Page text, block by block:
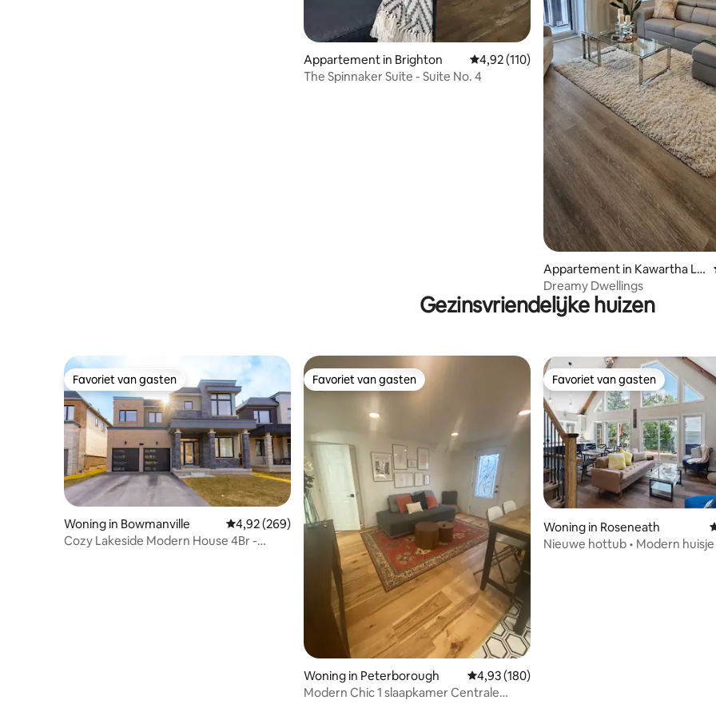
Appartement in Brighton Gemiddelde beoordeling van 4,92 uit 5, 110
4,92 (110)
The Spinnaker Suite - Suite No. 4
Appartement in Kawartha La
kes
Dreamy Dwellings
Gezinsvriendelijke huizen
Favoriet van gasten
Favoriet van gasten
Woning in Bowmanville Gemiddelde beoordeling van 4,92 uit 5, 269 recensies
4,92 (269)
Cozy Lakeside Modern House 4Br -
Favoriet van gasten
Favoriet van gasten
Woning in Peterborough Gemiddelde beoordeling van 4,93 uit 5, 180
4,93 (180)
Modern Chic 1 slaapkamer Centrale
Favoriet van gasten
Favoriet van gasten
Woning in Roseneath
Nieuwe hottub • Modern